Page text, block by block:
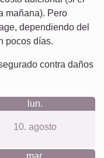
XXL
Duelo
por
mascotas